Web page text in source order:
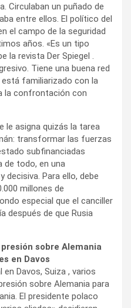
Circulaban un puñado de
entre ellos. El político del
el campo de la seguridad
años. «Es un tipo
la revista Der Spiegel .
Tiene una buena red
familiarizado con la
la confrontación con
le asigna quizás la tarea
transformar las fuerzas
subfinanciadas
de todo, en una
Para ello, debe
millones de
especial que el canciller
después de que Rusia
sobre Alemania
en Davos
Davos, Suiza , varios
sobre Alemania para
El presidente polaco